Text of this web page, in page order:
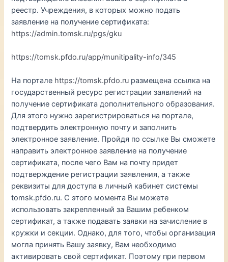
реестр. Учреждения, в которых можно подать
заявление на получение сертификата:
https://admin.tomsk.ru/pgs/gku
https://tomsk.pfdo.ru/app/munitipality-info/345
На портале https://tomsk.pfdo.ru размещена ссылка на
государственный ресурс регистрации заявлений на
получение сертификата дополнительного образования.
Для этого нужно зарегистрироваться на портале,
подтвердить электронную почту и заполнить
электронное заявление. Пройдя по ссылке Вы сможете
направить электронное заявление на получение
сертификата, после чего Вам на почту придет
подтверждение регистрации заявления, а также
реквизиты для доступа в личный кабинет системы
tomsk.pfdo.ru. С этого момента Вы можете
использовать закрепленный за Вашим ребенком
сертификат, а также подавать заявки на зачисление в
кружки и секции. Однако, для того, чтобы организация
могла принять Вашу заявку, Вам необходимо
активировать свой сертификат. Поэтому при первом